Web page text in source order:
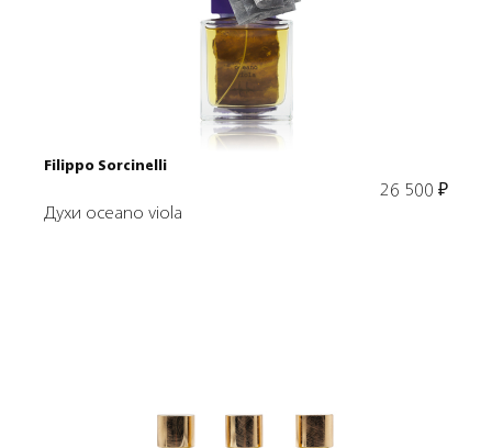
В корзину
Filippo Sorcinelli
26 500 ₽
Духи oceano viola
Подробнее